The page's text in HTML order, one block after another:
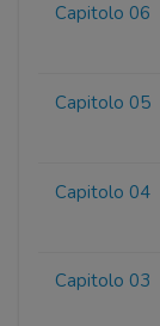
Capitolo 06
Capitolo 05
Capitolo 04
Capitolo 03